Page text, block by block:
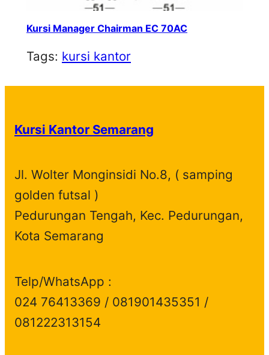
Kursi Manager Chairman EC 70AC
Tags: kursi kantor
Kursi Kantor Semarang
Jl. Wolter Monginsidi No.8, ( samping
golden futsal )
Pedurungan Tengah, Kec. Pedurungan,
Kota Semarang
Telp/WhatsApp :
024 76413369 / 081901435351 /
081222313154